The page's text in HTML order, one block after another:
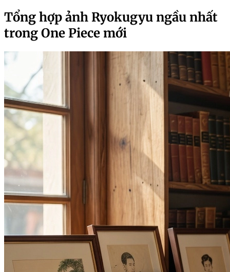
Tổng hợp ảnh Ryokugyu ngầu nhất
trong One Piece mới